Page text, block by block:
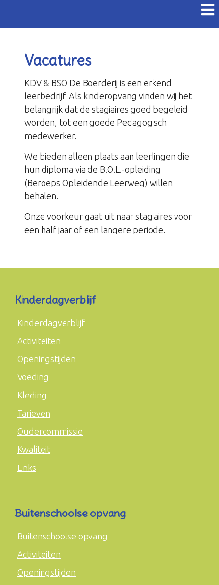
Vacatures
KDV & BSO De Boerderij is een erkend
leerbedrijf. Als kinderopvang vinden wij het
belangrijk dat de stagiaires goed begeleid
worden, tot een goede Pedagogisch
medewerker.
We bieden alleen plaats aan leerlingen die
hun diploma via de B.O.L.-opleiding
(Beroeps Opleidende Leerweg) willen
behalen.
Onze voorkeur gaat uit naar stagiaires voor
een half jaar of een langere periode.
Kinderdagverblijf
Kinderdagverblijf
Activiteiten
Openingstijden
Voeding
Kleding
Tarieven
Oudercommissie
Kwaliteit
Links
Buitenschoolse opvang
Buitenschoolse opvang
Activiteiten
Openingstijden